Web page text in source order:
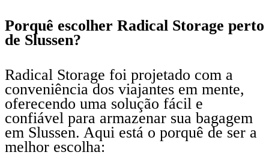
Porquê escolher Radical Storage perto
de Slussen?
Radical Storage foi projetado com a
conveniência dos viajantes em mente,
oferecendo uma solução fácil e
confiável para armazenar sua bagagem
em Slussen. Aqui está o porquê de ser a
melhor escolha: